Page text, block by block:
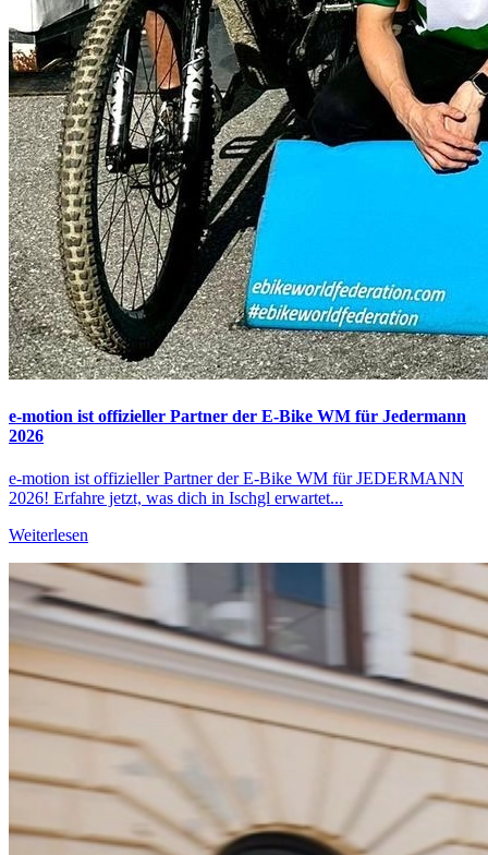
e-motion ist offizieller Partner der E-Bike WM für Jedermann
2026
e-motion ist offizieller Partner der E-Bike WM für JEDERMANN
2026! Erfahre jetzt, was dich in Ischgl erwartet...
Weiterlesen